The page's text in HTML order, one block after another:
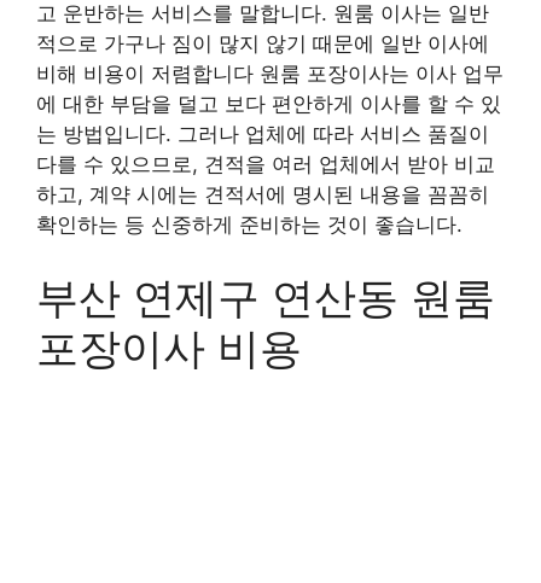
고 운반하는 서비스를 말합니다. 원룸 이사는 일반
적으로 가구나 짐이 많지 않기 때문에 일반 이사에
비해 비용이 저렴합니다 원룸 포장이사는 이사 업무
에 대한 부담을 덜고 보다 편안하게 이사를 할 수 있
는 방법입니다. 그러나 업체에 따라 서비스 품질이
다를 수 있으므로, 견적을 여러 업체에서 받아 비교
하고, 계약 시에는 견적서에 명시된 내용을 꼼꼼히
확인하는 등 신중하게 준비하는 것이 좋습니다.
부산 연제구 연산동 원룸
포장이사 비용